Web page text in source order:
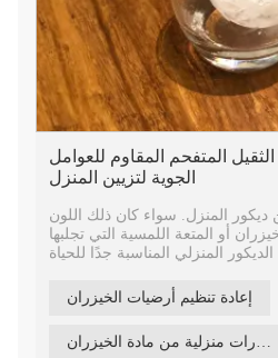
المتفحم المقاوم للعوامل
الجوية لتزيين المنزل
المنزل. سواء كان ذلك اللون
أو المتعة اللمسية التي تجلبها
المنزلي المناسبة جدًا للحياة
والرقي، كما أنه مرن وذو ثبات جيد
والمظهر الطبيعي الجميل والدقيق
وليمة بصرية.
إعادة تنظيم أرضيات الخيزران
ديكورات منزلية من مادة الخيزران